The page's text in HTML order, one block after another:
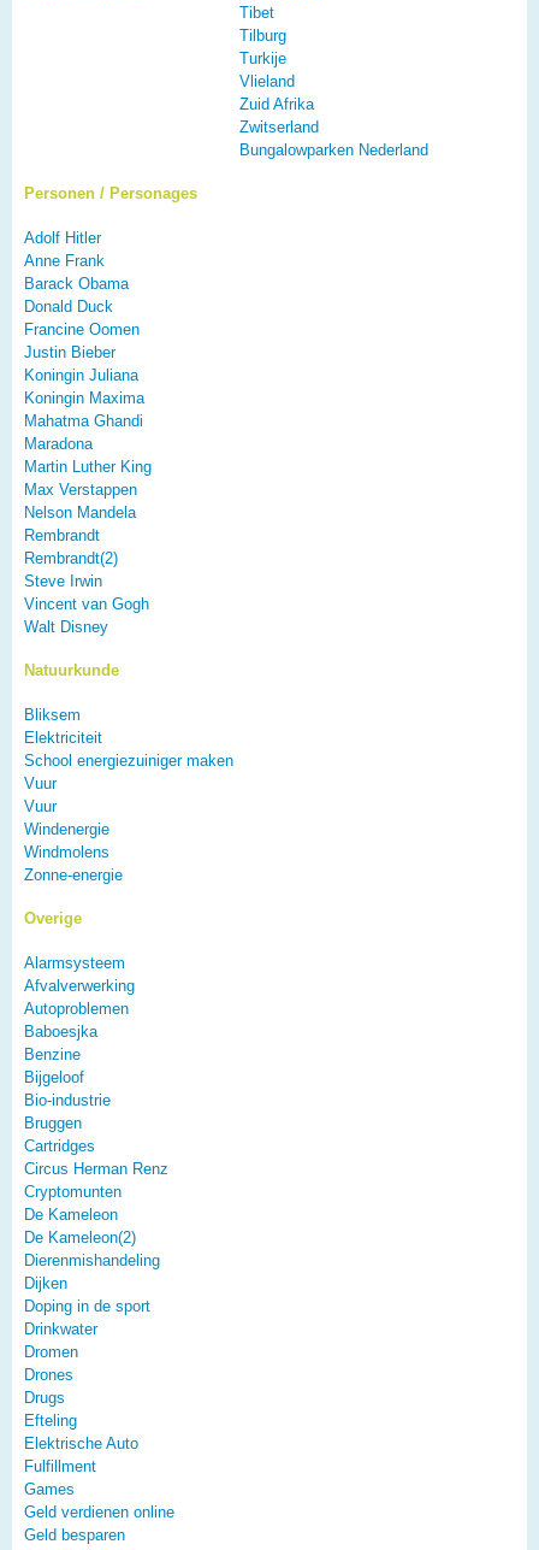
Tibet
Tilburg
Turkije
Vlieland
Zuid Afrika
Zwitserland
Bungalowparken Nederland
Personen / Personages
Adolf Hitler
Anne Frank
Barack Obama
Donald Duck
Francine Oomen
Justin Bieber
Koningin Juliana
Koningin Maxima
Mahatma Ghandi
Maradona
Martin Luther King
Max Verstappen
Nelson Mandela
Rembrandt
Rembrandt(2)
Steve Irwin
Vincent van Gogh
Walt Disney
Natuurkunde
Bliksem
Elektriciteit
School energiezuiniger maken
Vuur
Vuur
Windenergie
Windmolens
Zonne-energie
Overige
Alarmsysteem
Afvalverwerking
Autoproblemen
Baboesjka
Benzine
Bijgeloof
Bio-industrie
Bruggen
Cartridges
Circus Herman Renz
Cryptomunten
De Kameleon
De Kameleon(2)
Dierenmishandeling
Dijken
Doping in de sport
Drinkwater
Dromen
Drones
Drugs
Efteling
Elektrische Auto
Fulfillment
Games
Geld verdienen online
Geld besparen